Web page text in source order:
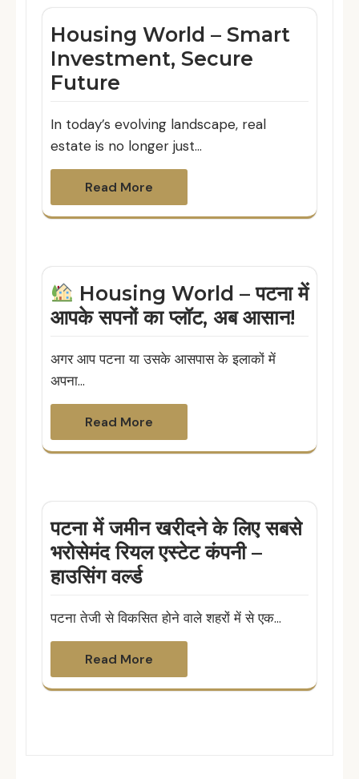
Housing World – Smart
Investment, Secure
Future
In today’s evolving landscape, real
estate is no longer just…
Read More
Housing World – पटना में
आपके सपनों का प्लॉट, अब आसान!
अगर आप पटना या उसके आसपास के इलाकों में
अपना…
Read More
पटना में जमीन खरीदने के लिए सबसे
भरोसेमंद रियल एस्टेट कंपनी –
हाउसिंग वर्ल्ड
पटना तेजी से विकसित होने वाले शहरों में से एक…
Read More